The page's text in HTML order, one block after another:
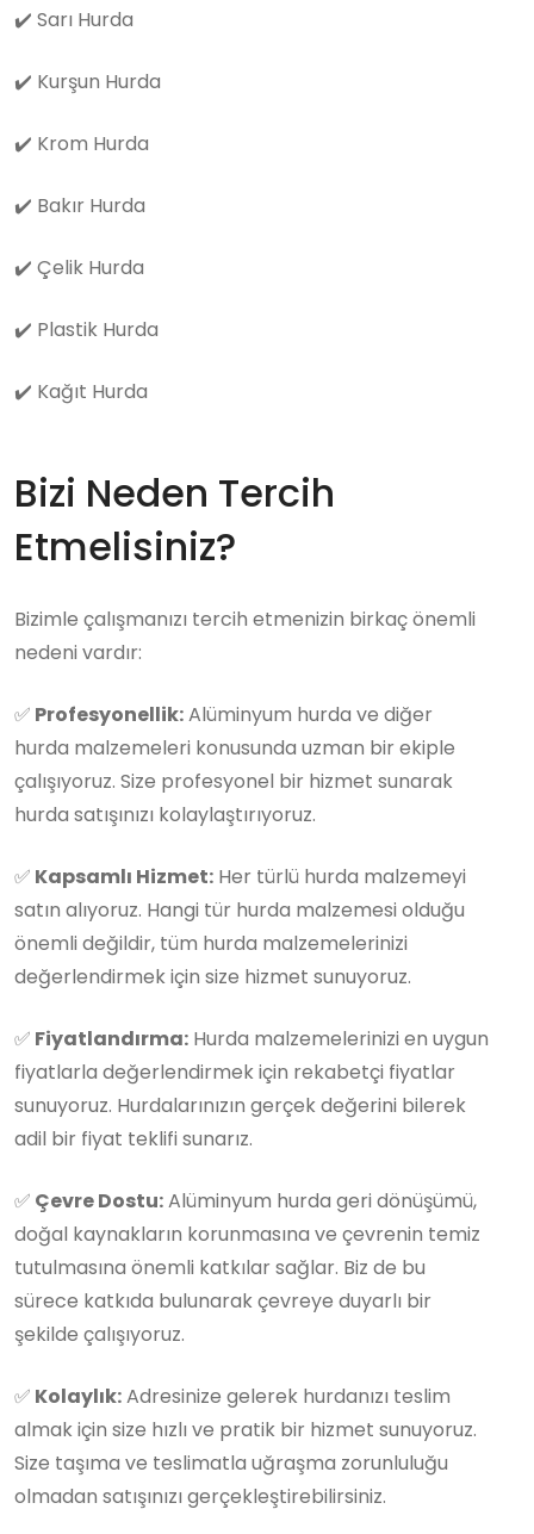
✔️ Sarı Hurda
✔️ Kurşun Hurda
✔️ Krom Hurda
✔️ Bakır Hurda
✔️ Çelik Hurda
✔️ Plastik Hurda
✔️ Kağıt Hurda
Bizi Neden Tercih
Etmelisiniz?
Bizimle çalışmanızı tercih etmenizin birkaç önemli
nedeni vardır:
✅ Profesyonellik:Alüminyum hurda ve diğer
hurda malzemeleri konusunda uzman bir ekiple
çalışıyoruz. Size profesyonel bir hizmet sunarak
hurda satışınızı kolaylaştırıyoruz.
✅ Kapsamlı Hizmet: Her türlü hurda malzemeyi
satın alıyoruz. Hangi tür hurda malzemesi olduğu
önemli değildir, tüm hurda malzemelerinizi
değerlendirmek için size hizmet sunuyoruz.
✅ Fiyatlandırma: Hurda malzemelerinizi en uygun
fiyatlarla değerlendirmek için rekabetçi fiyatlar
sunuyoruz. Hurdalarınızın gerçek değerini bilerek
adil bir fiyat teklifi sunarız.
✅ Çevre Dostu:Alüminyum hurda geri dönüşümü,
doğal kaynakların korunmasına ve çevrenin temiz
tutulmasına önemli katkılar sağlar. Biz de bu
sürece katkıda bulunarak çevreye duyarlı bir
şekilde çalışıyoruz.
✅ Kolaylık:Adresinize gelerek hurdanızı teslim
almak için size hızlı ve pratik bir hizmet sunuyoruz.
Size taşıma ve teslimatla uğraşma zorunluluğu
olmadan satışınızı gerçekleştirebilirsiniz.